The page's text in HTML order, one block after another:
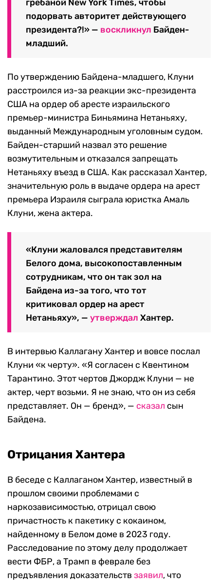
гребаной New York Times, чтобы
подорвать авторитет действующего
президента?!» — воскликнул Байден-
младший.
По утверждению Байдена-младшего, Клуни
расстроился из-за реакции экс-президента
США на ордер об аресте израильского
премьер-министра Биньямина Нетаньяху,
выданный Международным уголовным судом.
Байден-старший назвал это решение
возмутительным и отказался запрещать
Нетаньяху въезд в США. Как рассказал Хантер,
значительную роль в выдаче ордера на арест
премьера Израиля сыграла юристка Амаль
Клуни, жена актера.
«Клуни жаловался представителям
Белого дома, высокопоставленным
сотрудникам, что он так зол на
Байдена из-за того, что тот
критиковал ордер на арест
Нетаньяху», — утверждал Хантер.
В интервью Каллагану Хантер и вовсе послал
Клуни «к черту». «Я согласен с Квентином
Тарантино. Этот чертов Джордж Клуни — не
актер, черт возьми. Я не знаю, что он из себя
представляет. Он — бренд», — сказал сын
Байдена.
Отрицания Хантера
В беседе с Каллаганом Хантер, известный в
прошлом своими проблемами с
наркозависимостью, отрицал свою
причастность к пакетику с кокаином,
найденному в Белом доме в 2023 году.
Расследование по этому делу продолжает
вести ФБР, а Трамп в феврале без
предъявления доказательств заявил, что